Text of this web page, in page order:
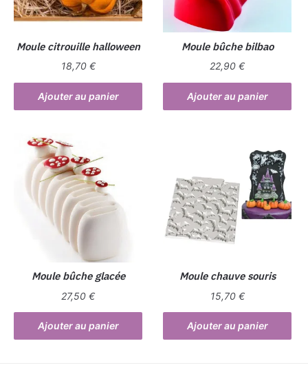
Moule citrouille halloween
18,70 €
Ajouter au panier
Moule bûche bilbao
22,90€
Ajouter au panier
Moule bûche glacée
27,50€
Ajouter au panier
Moule chauve souris
15,70 €
Ajouter au panier